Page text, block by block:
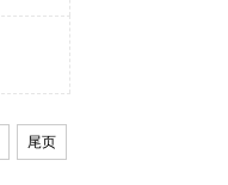
尾页